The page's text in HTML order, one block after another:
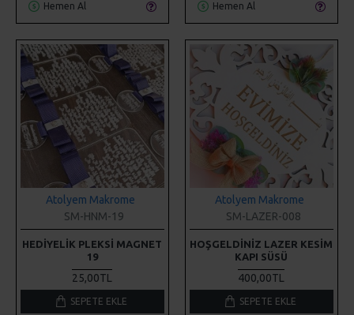
Atolyem Makrome
SM-HNM-19
HEDIYELIK PLEKSI MAGNET
25,00TL
SEPETE EKLE
Hemen Al
Atolyem Makrome
SM-LAZER-008
HOŞGELDINIZ LAZER KESIM
KAPI SÜSÜ
400,00TL
SEPETE EKLE
Hemen Al